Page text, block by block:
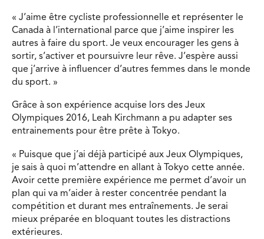
« J’aime être cycliste professionnelle et représenter le
Canada à l’international parce que j’aime inspirer les
autres à faire du sport. Je veux encourager les gens à
sortir, s’activer et poursuivre leur rêve. J’espère aussi
que j’arrive à influencer d’autres femmes dans le monde
du sport. »
Grâce à son expérience acquise lors des Jeux
Olympiques 2016, Leah Kirchmann a pu adapter ses
entrainements pour être prête à Tokyo.
« Puisque que j’ai déjà participé aux Jeux Olympiques,
je sais à quoi m’attendre en allant à Tokyo cette année.
Avoir cette première expérience me permet d’avoir un
plan qui va m’aider à rester concentrée pendant la
compétition et durant mes entraînements. Je serai
mieux préparée en bloquant toutes les distractions
extérieures.